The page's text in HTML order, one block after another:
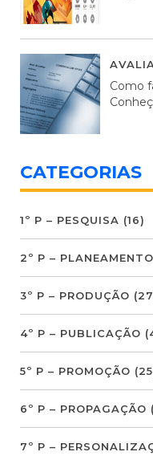
Como
CATEGORIAS
1º P – PESQUISA (16)
2º P – PLANEAMENTO
3º P – PRODUÇÃO
4º P – PUBLICAÇÃO
5º P – PROMOÇÃO
6º P – PROPAGAÇÃO
7º P –